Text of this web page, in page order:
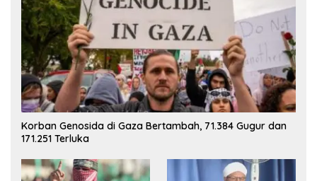
Korban Genosida di Gaza Bertambah, 71.384 Gugur dan
171.251 Terluka